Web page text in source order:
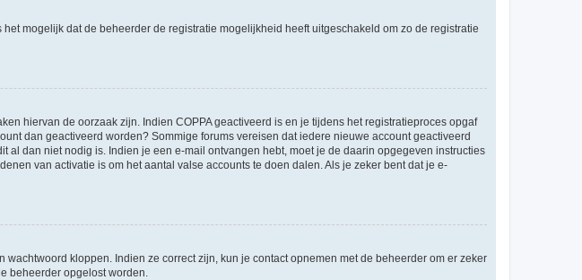
mogelijk dat de beheerder de registratie mogelijkheid heeft uitgeschakeld om zo de registratie
hiervan de oorzaak zijn. Indien COPPA geactiveerd is en je tijdens het registratieproces opgaf
dan geactiveerd worden? Sommige forums vereisen dat iedere nieuwe account geactiveerd
dan niet nodig is. Indien je een e-mail ontvangen hebt, moet je de daarin opgegeven instructies
van activatie is om het aantal valse accounts te doen dalen. Als je zeker bent dat je e-
kloppen. Indien ze correct zijn, kun je contact opnemen met de beheerder om er zeker
beheerder opgelost worden.